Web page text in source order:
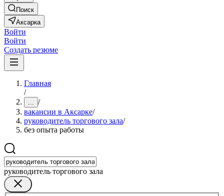
Поиск
Аксарка
Войти
Войти
Создать резюме
Главная
/
... /
вакансии в Аксарке/
руководитель торгового зала/
без опыта работы
руководитель торгового зала